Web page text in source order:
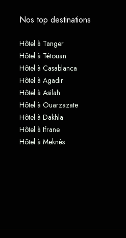
Nos top destinations
Hôtel à Tanger
Hôtel à Tétouan
Hôtel à Casablanca
Hôtel à Agadir
Hôtel à Asilah
Hôtel à Ouarzazate
Hôtel à Dakhla
Hôtel à Ifrane
Hôtel à Meknès